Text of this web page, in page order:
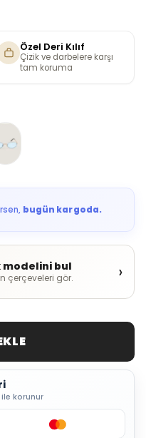
Özel Deri Kılıf
Çizik ve darbelere karşı
tam koruma
bugün kargoda.
modelini bul
çerçeveleri gör. ›
korunur